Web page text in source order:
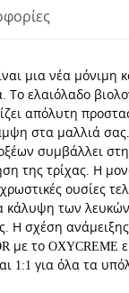
μια νέα μόνιμη
Το ελαιόλαδο
απόλυτη
στα μαλλιά
συμβάλλει
της τρίχας. Η
ουσίες
κάλυψη των
Η σχέση
με το OXYCREME
1:1 για όλα τα